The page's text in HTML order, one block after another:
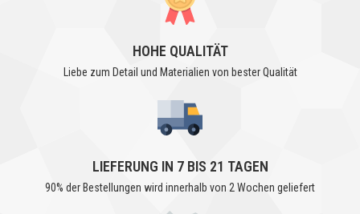
HOHE QUALITÄT
Liebe zum Detail und Materialien von bester Qualität
LIEFERUNG IN 7 BIS 21 TAGEN
90% der Bestellungen wird innerhalb von 2 Wochen geliefert